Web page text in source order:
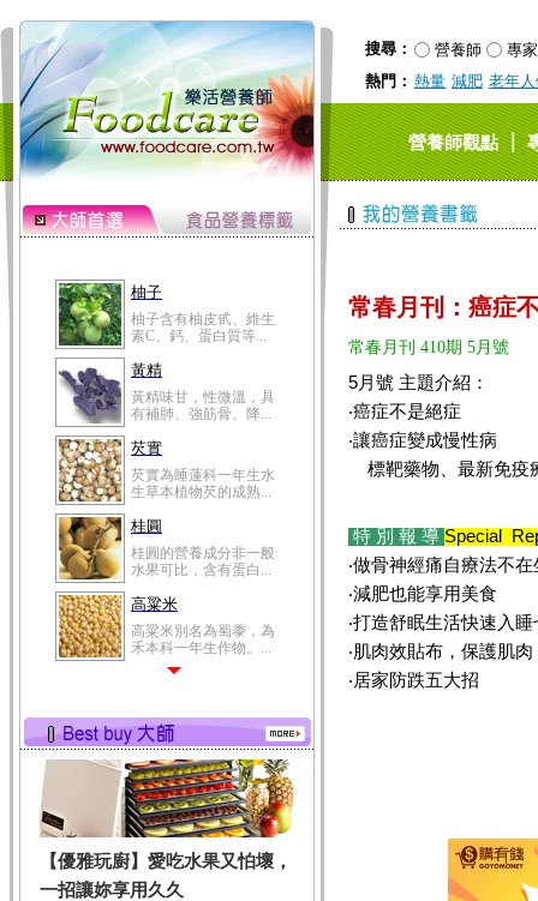
搜尋： 營養師
專家
熱門： 熱量 減肥 老年
營養師觀點｜
柚子
柚子含有柚皮甙、維生
素C、鈣、蛋白質等...
黃精
黃精味甘，性微溫，具
有補肺、強筋骨、降...
芡實
芡實為睡蓮科一年生水
生草本植物芡的成熟...
桂圓
桂圓的營養成分非一般
水果可比，含有蛋白...
高粱米
高粱米別名為蜀黍，為
禾本科一年生作物。...
有蛋白質、脂肪、磷...
鮪魚
鮪魚肚肉中的不飽和脂
肪酸內富含EPA和DH...
韭菜
韭菜所含的膳食纖維能
幫助消化與通便；揮...
【優雅玩廚】愛吃水果又怕壞，
一招讓妳享用久久
常春月刊：癌症
常春月刊 410期 5月號
5月號 主題介紹：
‧癌症不是絕症
‧讓癌症變成慢性病
標靶藥物、最新免疫
特 別 報 導 Special
‧做骨神經痛自療法不
‧減肥也能享用美食
‧打造舒眠生活快速入
‧肌肉效貼布，保護肌肉
‧居家防跌五大招